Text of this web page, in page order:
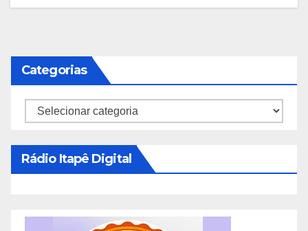
Categorias
Categorias
Rádio Itapê Digital